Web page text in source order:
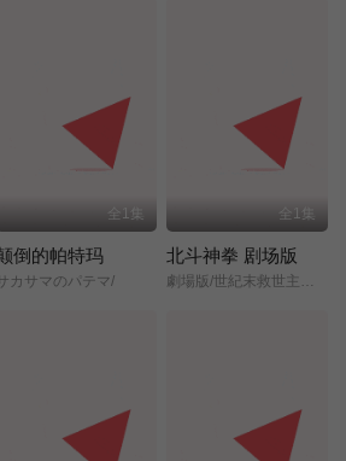
全1集
倒的帕特玛
カサマのパテマ/
全1集
北斗神拳 剧场版
劇場版/世紀末救世主伝説/北斗の拳/